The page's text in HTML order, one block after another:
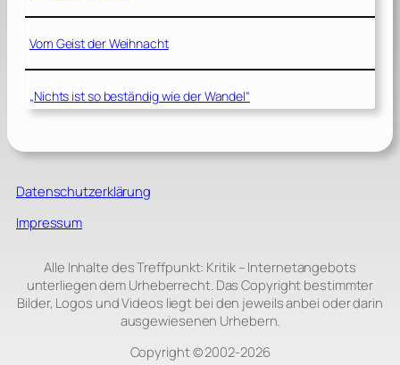
Vom Geist der Weihnacht
„Nichts ist so beständig wie der Wandel“
Datenschutzerklärung
Impressum
Alle Inhalte des Treffpunkt: Kritik – Internetangebots
unterliegen dem Urheberrecht. Das Copyright bestimmter
Bilder, Logos und Videos liegt bei den jeweils anbei oder darin
ausgewiesenen Urhebern.
Copyright © 2002‑2026